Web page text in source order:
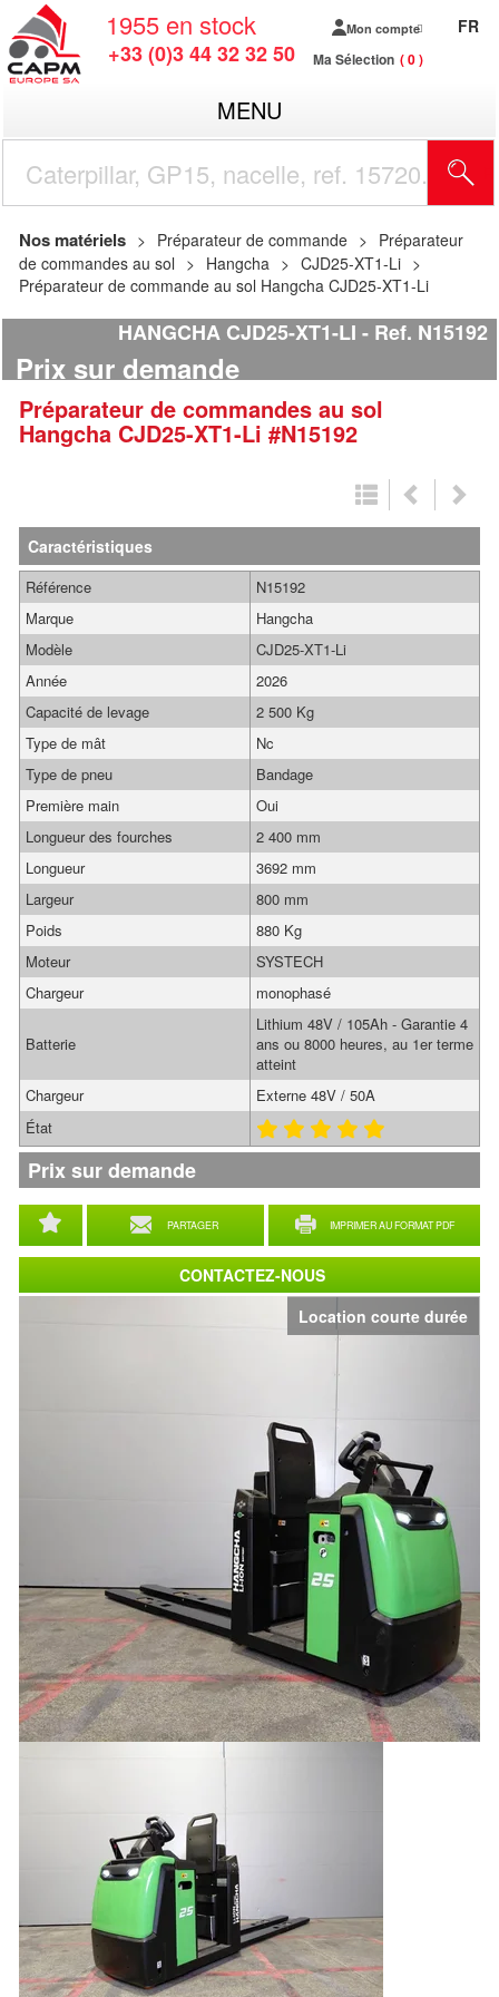
1955 en stock
+33 (0)3 44 32 32 50
Mon compte
Ma Sélection 0
FR
MENU
Nos matériels Préparateur de commande
Préparateur
de commandes au sol
Hangcha
CJD25-XT1-Li
Préparateur de commande au sol Hangcha CJD25-XT1-Li
HANGCHA CJD25-XT1-LI Ref. N15192
Prix sur demande
Préparateur de commandes au sol
Hangcha CJD25-XT1-Li #N15192
Location courte durée
Caractéristiques
PARTAGER IMPRIMER AU FORMAT PDF
Référence
N15192
Marque
Hangcha
Modèle
CJD25-XT1-Li
Année
2026
Capacité de levage
2 500 Kg
Type de mât
Nc
Type de pneu
Bandage
Première main
Oui
Longueur des fourches
2 400 mm
Longueur
3692 mm
Largeur
800 mm
Poids
880 Kg
Moteur
SYSTECH
Chargeur
monophasé
Batterie
Lithium 48V / 105Ah - Garantie 4
ans ou 8000 heures, au 1er terme
atteint
Chargeur
Externe 48V / 50A
État
Prix sur demande
CONTACTEZ-NOUS